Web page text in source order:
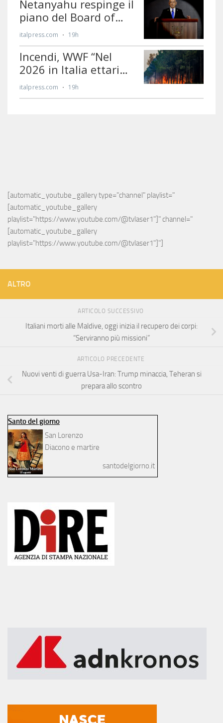
[automatic_youtube_gallery type="channel" playlist="
[automatic_youtube_gallery
playlist="https://www.youtube.com/@tvlaser1"]" channel="
[automatic_youtube_gallery
playlist="https://www.youtube.com/@tvlaser1"]"]
ALTRO
ARTICOLO SUCCESSIVO
Italiani morti alle Maldive, oggi inizia il recupero dei corpi:
“Serviranno più missioni”
ARTICOLO PRECEDENTE
Nuovi venti di guerra Usa-Iran: Trump minaccia, Teheran si
prepara allo scontro
Santo del giorno
San Lorenzo
Diacono e martire
santodelgiorno.it